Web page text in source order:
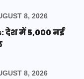
8, 2026
देश में 5,000 नई
8, 2026